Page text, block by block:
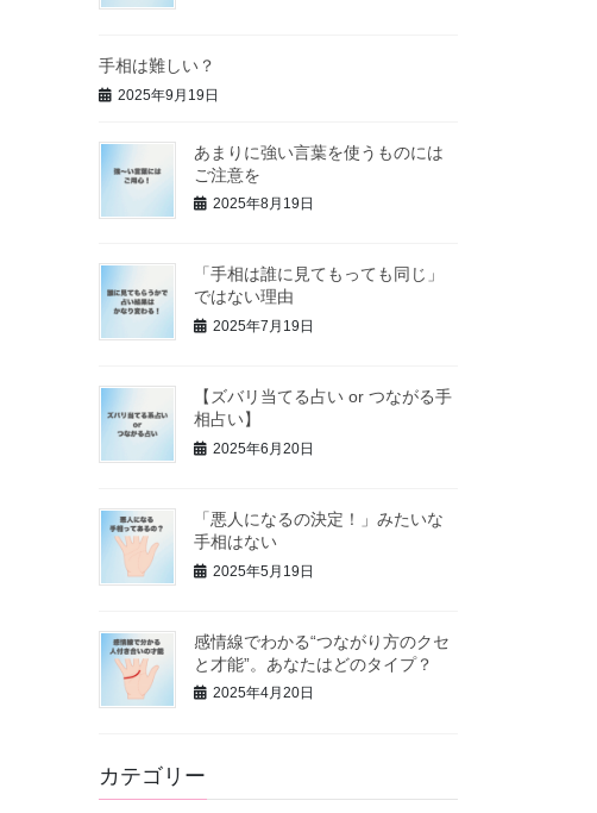
手相は難しい？
2025年9月19日
あまりに強い言葉を使うものには
ご注意を
2025年8月19日
「手相は誰に見てもっても同じ」
ではない理由
2025年7月19日
【ズバリ当てる占い or つながる手
相占い】
2025年6月20日
「悪人になるの決定！」みたいな
手相はない
2025年5月19日
感情線でわかる“つながり方のクセ
と才能”。あなたはどのタイプ？
2025年4月20日
カテゴリー